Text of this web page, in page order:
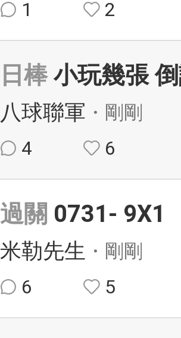
1 2
日棒 小玩幾張
八球聯軍 ・剛剛
4
6
過關 0731- 9X1
米勒先生 ・剛剛
6
5